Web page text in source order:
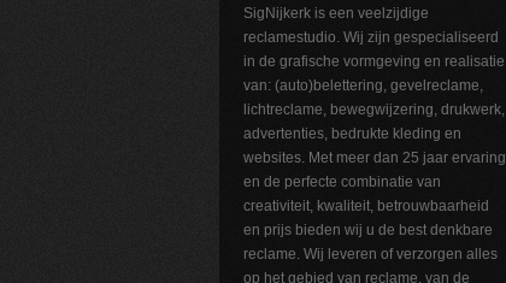
SigNijkerk is een veelzijdige
reclamestudio. Wij zijn gespecialiseerd
in de grafische vormgeving en realisatie
van: (auto)belettering, gevelreclame,
lichtreclame, bewegwijzering, drukwerk,
advertenties, bedrukte kleding en
websites. Met meer dan 25 jaar ervaring
en de perfecte combinatie van
creativiteit, kwaliteit, betrouwbaarheid
en prijs bieden wij u de best denkbare
reclame. Wij leveren of verzorgen alles
op het gebied van reclame, van de